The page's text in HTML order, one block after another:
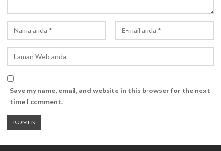
Save my name, email, and website in this browser for the next
time I comment.